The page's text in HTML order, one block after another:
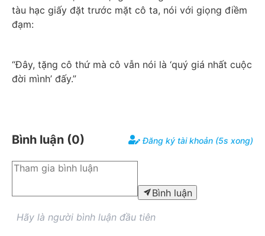
tàu hạc giấy đặt trước mặt cô ta, nói với giọng điềm
đạm:
“Đây, tặng cô thứ mà cô vẫn nói là ‘quý giá nhất cuộc
đời mình’ đấy.”
Bình luận (0) Đăng ký tài khoản (5s xong)
Bình luận
Hãy là người bình luận đầu tiên